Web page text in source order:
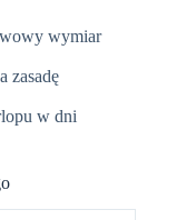
wymiar
zasadę
w dni